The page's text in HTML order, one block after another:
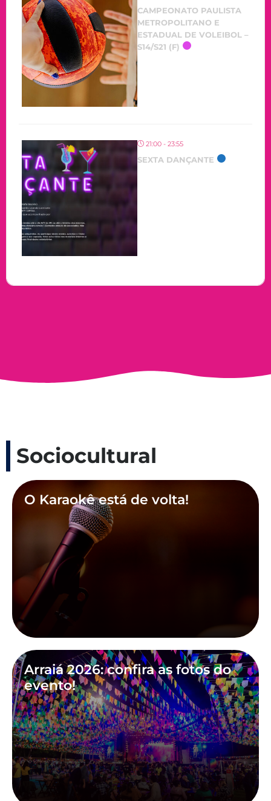
CAMPEONATO PAULISTA
METROPOLITANO E
ESTADUAL DE VOLEIBOL –
S14/S21 (F)
21:00 - 23:55
SEXTA DANÇANTE
Sociocultural
O Karaokê está de volta!
Arraiá 2026: confira as fotos do
evento!